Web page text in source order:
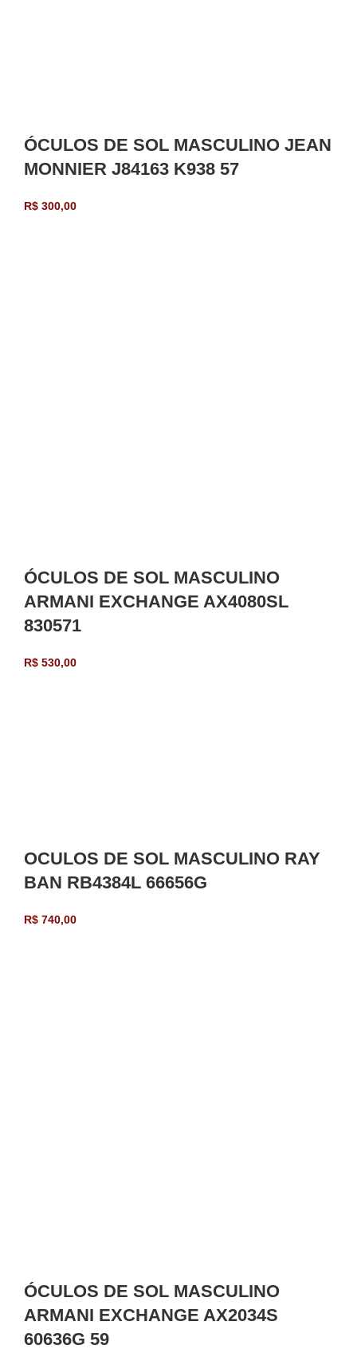
ÓCULOS DE SOL MASCULINO JEAN
MONNIER J84163 K938 57
R$ 300,00
ÓCULOS DE SOL MASCULINO
ARMANI EXCHANGE AX4080SL
830571
R$ 530,00
OCULOS DE SOL MASCULINO RAY
BAN RB4384L 66656G
R$ 740,00
ÓCULOS DE SOL MASCULINO
ARMANI EXCHANGE AX2034S
60636G 59